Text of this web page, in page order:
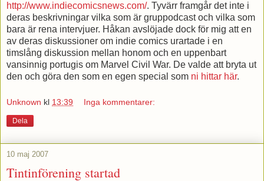
http://www.indiecomicsnews.com/. Tyvärr framgår det inte i
deras beskrivningar vilka som är gruppodcast och vilka som
bara är rena intervjuer. Håkan avslöjade dock för mig att en
av deras diskussioner om indie comics urartade i en
timslång diskussion mellan honom och en uppenbart
vansinnig portugis om Marvel Civil War. De valde att bryta ut
den och göra den som en egen special som ni hittar här.
Unknown kl 13:39 Inga kommentarer:
Dela
10 maj 2007
Tintinförening startad